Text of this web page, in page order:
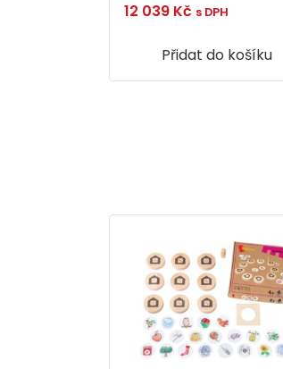
12 039 Kč s DPH
Přidat do košíku